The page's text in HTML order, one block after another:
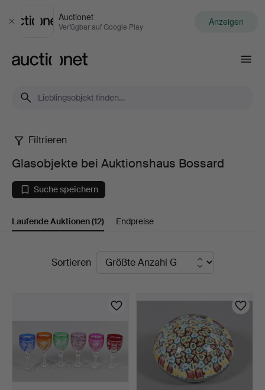
Schließen
Auctionet
Verfügbar auf Google Play Anzeigen
Glasobjekte
bei
Auktionshaus
Bossard
Filtrieren
Glasobjekte bei Auktionshaus Bossard
Suche speichern
Laufende Auktionen(12) Endpreise
LaufendeSortieren